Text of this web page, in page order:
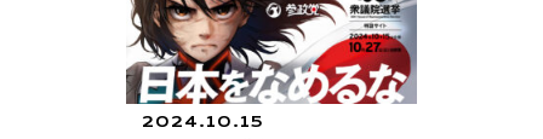
2024.10.15